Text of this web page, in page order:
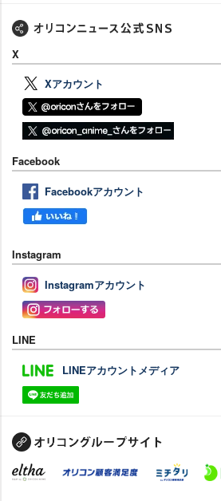
X
Xアカウント
Facebook
Facebookアカウント
Instagram
Instagramアカウント
LINE
LINEアカウントメディア